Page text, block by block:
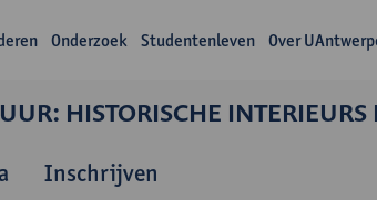
Onderzoek Studentenleven Over
HISTORISCHE
Inschrijven